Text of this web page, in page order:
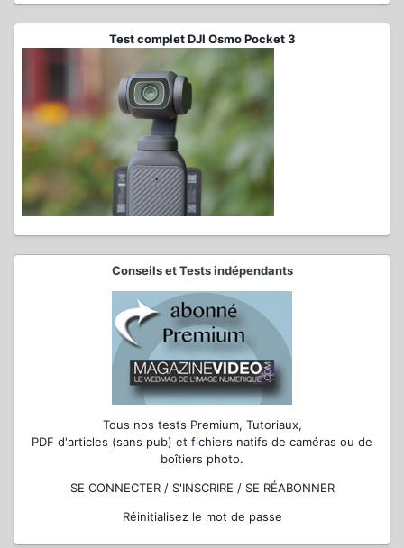
Test complet DJI Osmo Pocket 3
Conseils et Tests indépendants
Tous nos tests Premium, Tutoriaux,
PDF d'articles (sans pub) et fichiers natifs de caméras ou de
boîtiers photo.
SE CONNECTER / S'INSCRIRE / SE RÉABONNER
Réinitialisez le mot de passe